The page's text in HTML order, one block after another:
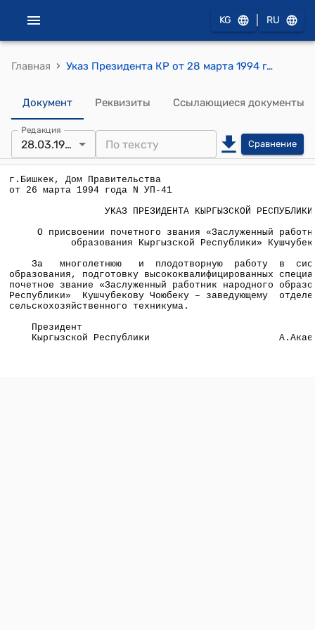
KG RU
Главная › Указ Президента КР от 28 марта 1994 года УП №41 "О присвоении почетного звания «Заслуженный работник народного образования Кыргызской Республики» Кушчубекову Ч."
Документ Реквизиты Ссылающиеся документы
Редакция
28.03.1994 Сравнение